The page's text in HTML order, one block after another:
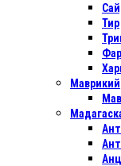
Тир
Маврикий